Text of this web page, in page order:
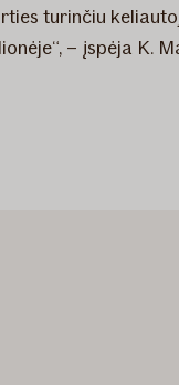
turinčiu
– įspėja K.